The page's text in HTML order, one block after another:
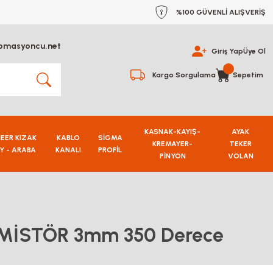
%100 GÜVENLİ ALIŞVERİŞ
Giriş YapÜye Ol
Kargo Sorgulama Sepetim
KIZAK
- ARABA
KABLO
KANALI
SİGMA
PROFİL
KASNAK-KAYIŞ-
KREMAYER-
PİNYON
AYAK
TEKER
VOLAN
3mm 350 Derece